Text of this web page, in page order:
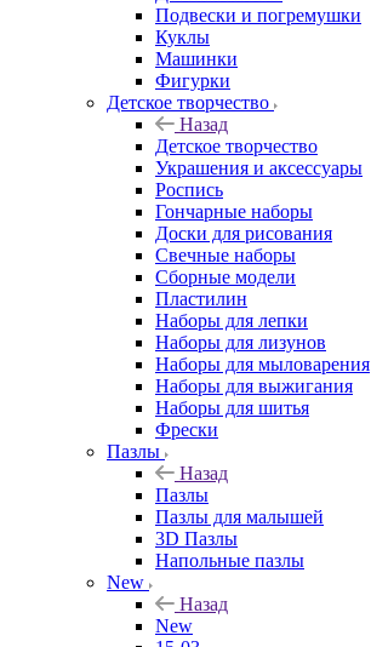
Подвески и погремушки
Куклы
Машинки
Фигурки
Детское творчество
Назад
Детское творчество
Украшения и аксессуары
Роспись
Гончарные наборы
Доски для рисования
Свечные наборы
Сборные модели
Пластилин
Наборы для лепки
Наборы для лизунов
Наборы для мыловарения
Наборы для выжигания
Наборы для шитья
Фрески
Пазлы
Назад
Пазлы
Пазлы для малышей
3D Пазлы
Напольные пазлы
New
Назад
New